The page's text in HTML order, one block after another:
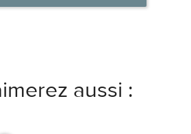
aussi :